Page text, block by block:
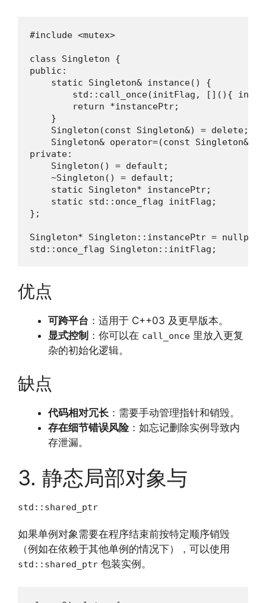
#include <mutex>
class Singleton {
public:
    static Singleton& instance() {
std::call_once(initFlag, [](){
        return *instancePtr;
    }
    Singleton(const Singleton&) = delete;
Singleton& operator=(const Singleton&)
private:
    Singleton() = default;
    ~Singleton() = default;
    static Singleton* instancePtr;
    static std::once_flag initFlag;
};
Singleton* Singleton::instancePtr = nullptr;
std::once_flag Singleton::initFlag;
优点
可跨平台 ：适用于 C++03 及更早版本。
显式控制 ：你可以在 call_once 里放入更复
杂的初始化逻辑。
缺点
代码相对冗长 ：需要手动管理指针和销毁。
存在细节错误风险：如忘记删除实例导致内
存泄漏。
3. 静态局部对象与
std::shared_ptr
如果单例对象需要在程序结束前按特定顺序销毁
（例如在依赖于其他单例的情况下），可以使用
std::shared_ptr 包装实例。